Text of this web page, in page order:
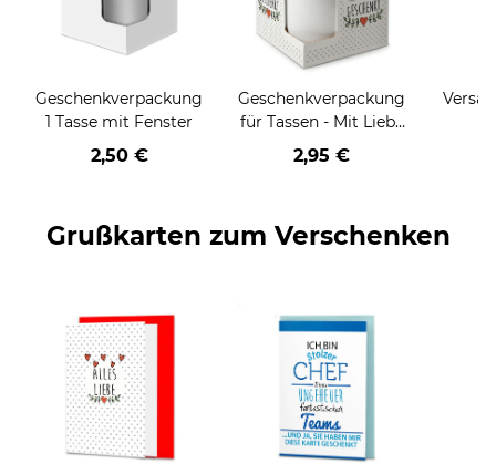
Geschenkverpackung
1 Tasse mit Fenster
2,50 €
Geschenkverpackung
für Tassen - Mit Liebe
geschenkt
2,95 €
Grußkarten zum Verschenken